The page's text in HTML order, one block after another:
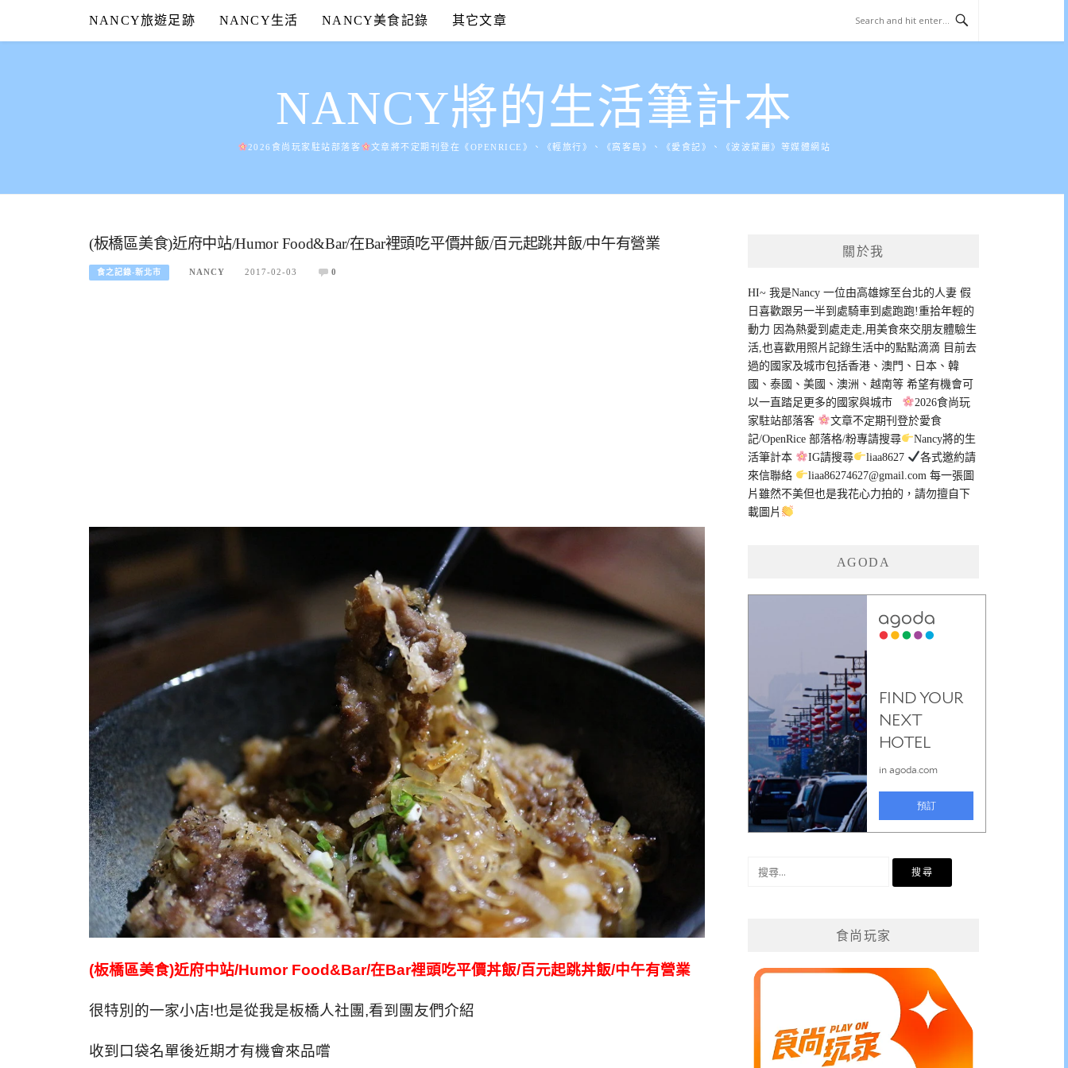
content
NANCY旅遊足跡 NANCY生活 NANCY美食記錄 其它文章
NANCY將的生活筆計本
2026食尚玩家駐站部落客 文章將不定期刊登在《OPENRICE》、《輕旅行》、《窩客島》、《愛食記》、《波波黛麗》等媒體網站
(板橋區美食)近府中站/Humor Food&Bar/在Bar裡頭吃平價丼飯/百元起跳丼飯/中午有營業
食之記錄-新北市 NANCY 2017-02-03 0
(板橋區美食)近府中站/Humor Food&Bar/在Bar裡頭吃平價丼飯/百元起跳丼飯/中午有營業
很特別的一家小店!也是從我是板橋人社團,看到團友們介紹
收到口袋名單後近期才有機會來品嚐
關於我
HI~ 我是Nancy 一位由高雄嫁至台北的人妻 假
日喜歡跟另一半到處騎車到處跑跑!重拾年輕的
動力 因為熱愛到處走走,用美食來交朋友體驗生
活,也喜歡用照片記錄生活中的點點滴滴 目前去
過的國家及城市包括香港、澳門、日本、韓
國、泰國、美國、澳洲、越南等 希望有機會可
以一直踏足更多的國家與城市
2026食尚玩
家駐站部落客
文章不定期刊登於愛食
記/OpenRice 部落格/粉專請搜尋
Nancy將的生
活筆計本
IG請搜尋 liaa8627
各式邀約請
來信聯絡
liaa86274627@gmail.com 每一張圖
片雖然不美但也是我花心力拍的，請勿擅自下
載圖片
AGODA
食尚玩家